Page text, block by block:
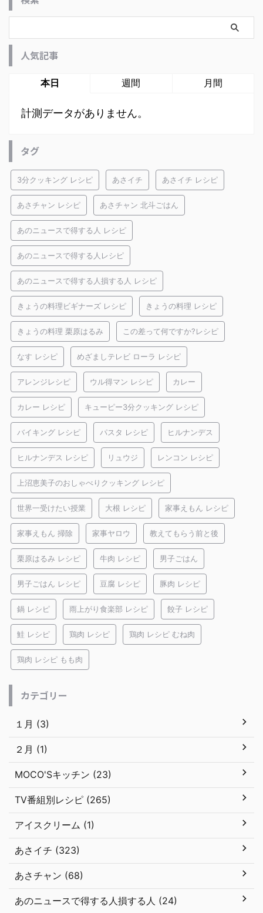
人気記事
本日 週間 月間
計測データがありません。
タグ
3分クッキング レシピ あさイチ あさイチ レシピ
あさチャン レシピ あさチャン 北斗ごはん
あのニュースで得する人 レシピ
あのニュースで得する人レシピ
あのニュースで得する人損する人 レシピ
きょうの料理ビギナーズ レシピ きょうの料理 レシピ
きょうの料理 栗原はるみ この差って何ですか?レシピ
なす レシピ めざましテレビ ローラ レシピ
アレンジレシピ ウル得マン レシピ カレー
カレー レシピ キューピー3分クッキング レシピ
バイキング レシピ パスタ レシピ ヒルナンデス
ヒルナンデス レシピ リュウジ レンコン レシピ
上沼恵美子のおしゃべりクッキング レシピ
世界一受けたい授業 大根 レシピ 家事えもん レシピ
家事えもん 掃除 家事ヤロウ 教えてもらう前と後
栗原はるみ レシピ 牛肉 レシピ 男子ごはん
男子ごはん レシピ 豆腐 レシピ 豚肉 レシピ
鍋 レシピ 雨上がり食楽部 レシピ 餃子 レシピ
鮭 レシピ 鶏肉 レシピ 鶏肉 レシピ むね肉
鶏肉 レシピ もも肉
カテゴリー
１月 (3)
２月 (1)
MOCO'Sキッチン (23)
TV番組別レシピ (265)
アイスクリーム (1)
あさイチ (323)
あさチャン (68)
あのニュースで得する人損する人 (24)